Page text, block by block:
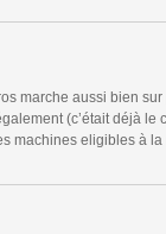
marche aussi bien
(c’était déjà
machines eligibles à